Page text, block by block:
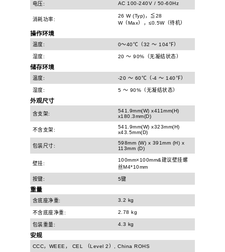
电压: AC 100-240V / 50-60Hz
消耗功率:
26 W (Typ)，≦28
W（Max），≤0.5W（待机）
操作环境
温度: 0～40℃（32 ～ 104℉）
湿度: 20 ～ 90%（无凝结状态）
储存环境
温度: -20 ～ 60℃（-4 ～ 140℉）
湿度: 5 ～ 90%（无凝结状态）
外观尺寸
含支架:
541.9mm(W) x411mm(H)
x180.3mm(D)
不含支架:
541.9mm(W) x323mm(H)
x43.5mm(D)
包装尺寸:
598mm (W) x 391mm (H) x
113mm (D)
壁挂:
100mm×100mm&建议壁挂螺
丝M4*10mm
按键: 5键
重量
含底座净重: 3.2 kg
不含底座净重: 2.78 kg
包装重量: 4.3 kg
安规
CCC，WEEE， CEL （Level 2）, China ROHS